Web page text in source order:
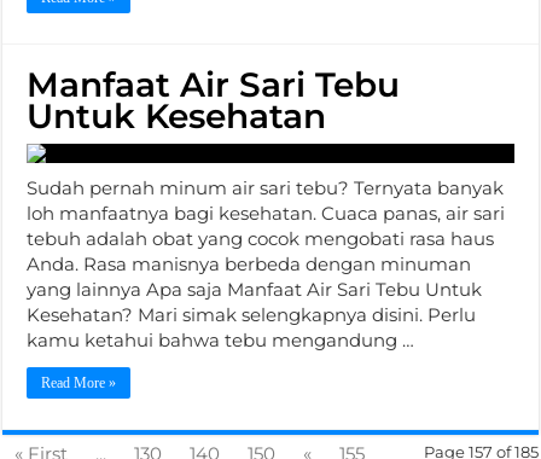
Manfaat Air Sari Tebu
Untuk Kesehatan
Sudah pernah minum air sari tebu? Ternyata banyak
loh manfaatnya bagi kesehatan. Cuaca panas, air sari
tebuh adalah obat yang cocok mengobati rasa haus
Anda. Rasa manisnya berbeda dengan minuman
yang lainnya Apa saja Manfaat Air Sari Tebu Untuk
Kesehatan? Mari simak selengkapnya disini. Perlu
kamu ketahui bahwa tebu mengandung …
Read More »
Page 157 of 185
« First ... 130 140 150 «
155